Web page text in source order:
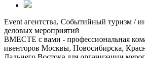
Event агентства, Событийный туризм /
деловых мероприятий
ВМЕСТЕ с вами - профессиональная
ивенторов Москвы, Новосибирска,